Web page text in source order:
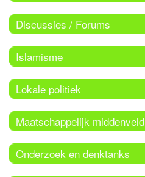
Discussies / Forums
Islamisme
Lokale politiek
Maatschappelijk middenveld
Onderzoek en denktanks